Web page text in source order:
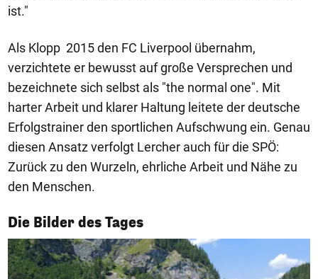
ist."
Als Klopp 2015 den FC Liverpool übernahm,
verzichtete er bewusst auf große Versprechen und
bezeichnete sich selbst als "the normal one". Mit
harter Arbeit und klarer Haltung leitete der deutsche
Erfolgstrainer den sportlichen Aufschwung ein. Genau
diesen Ansatz verfolgt Lercher auch für die SPÖ:
Zurück zu den Wurzeln, ehrliche Arbeit und Nähe zu
den Menschen.
Die Bilder des Tages
1/50